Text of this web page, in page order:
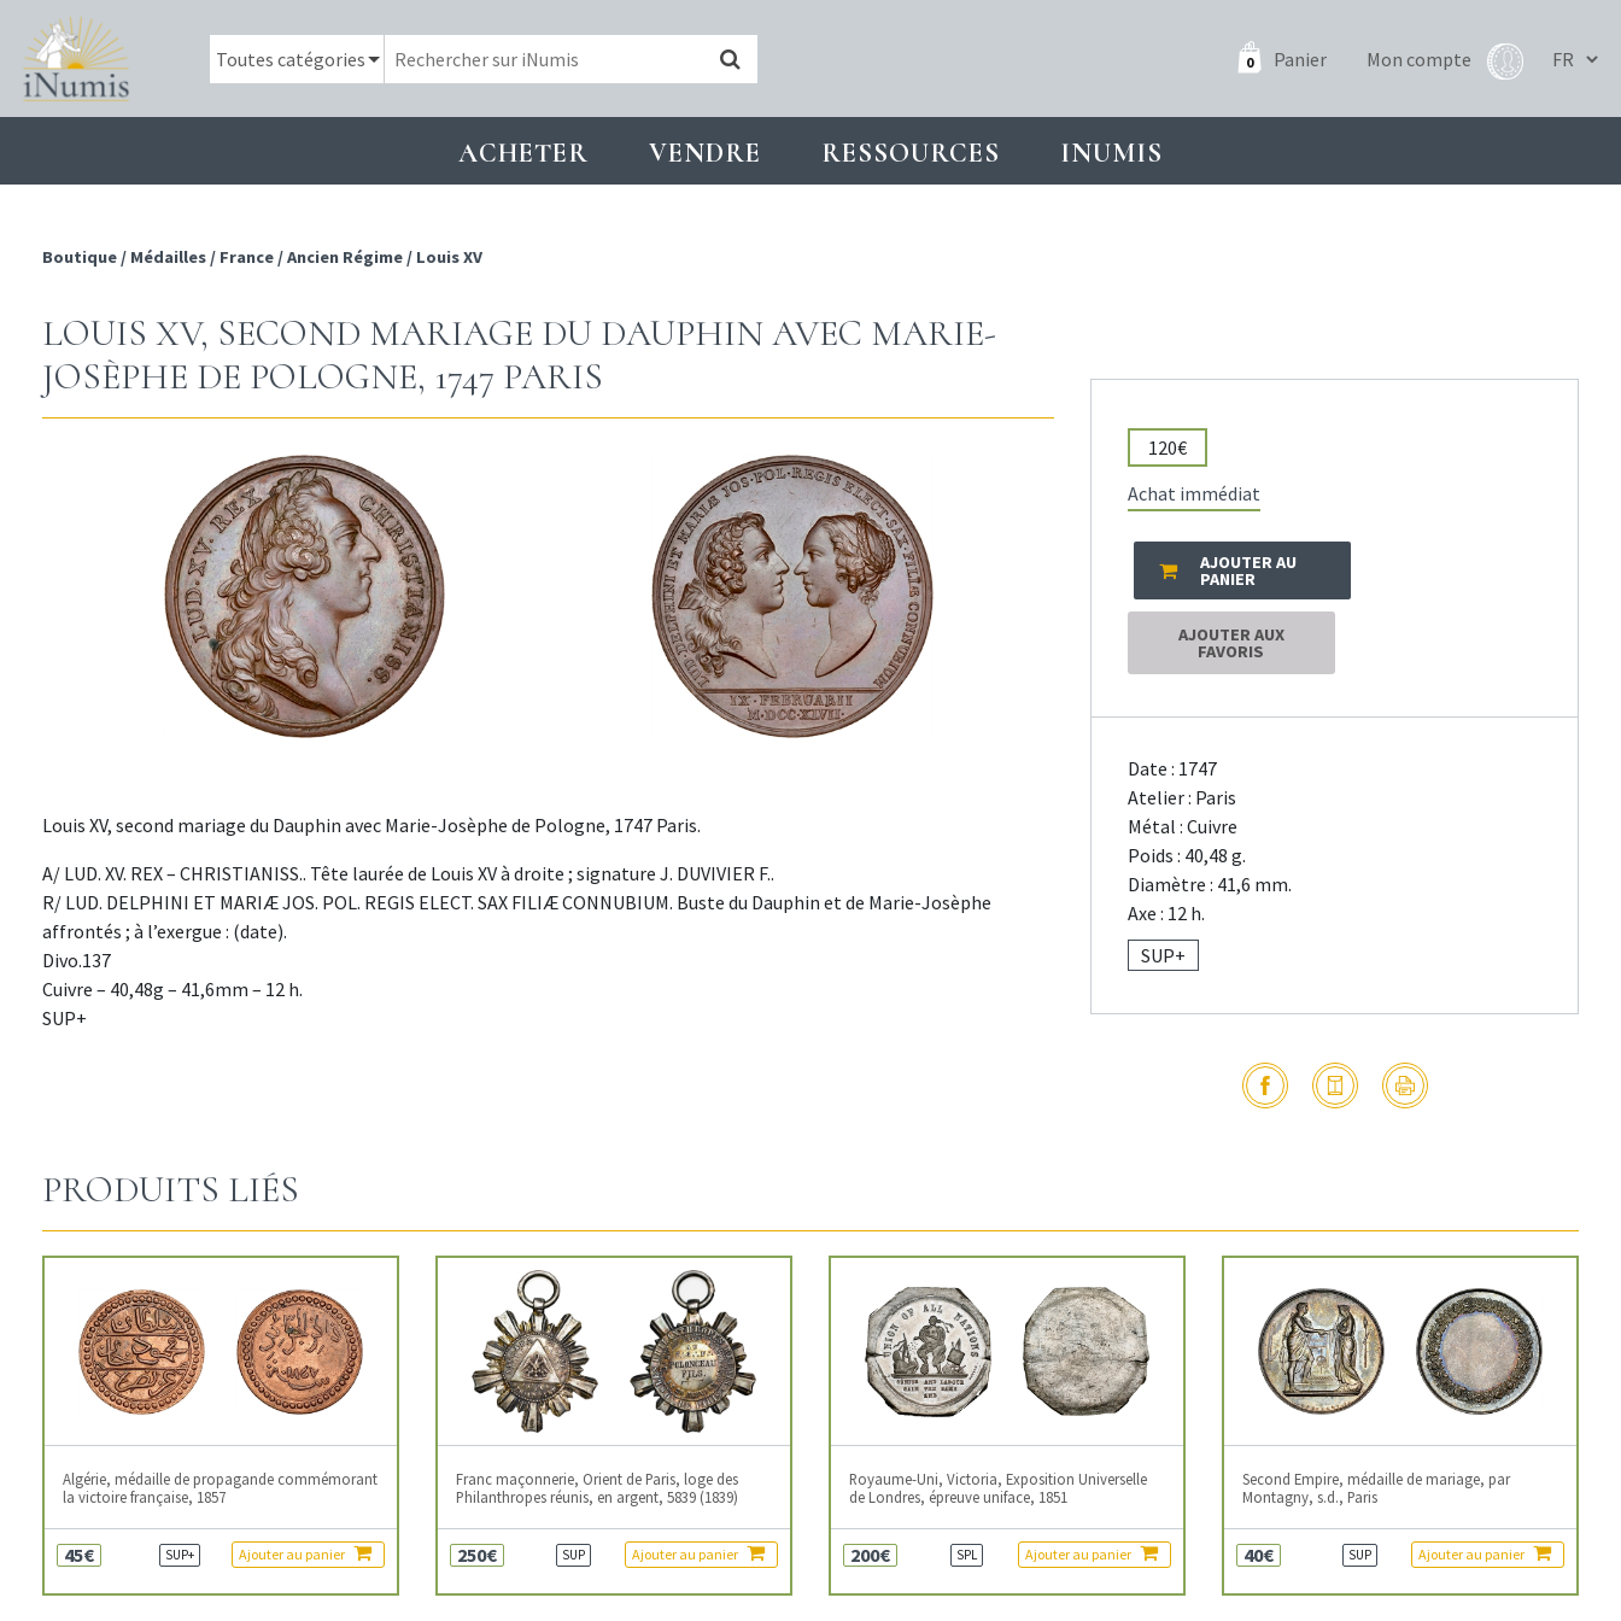
0 Panier Mon compte
ACHETER VENDRE RESSOURCES INUMIS
Boutique / Médailles / France /Ancien Régime / Louis XV
LOUIS XV, SECOND MARIAGE DU DAUPHIN AVEC MARIE-
JOSÈPHE DE POLOGNE, 1747 PARIS
Louis XV, second mariage du Dauphin avec Marie-Josèphe de Pologne, 1747 Paris.
A/ LUD. XV. REX – CHRISTIANISS.. Tête laurée de Louis XV à droite ; signature J. DUVIVIER F..
R/ LUD. DELPHINI ET MARIÆ JOS. POL. REGIS ELECT. SAX FILIÆ CONNUBIUM. Buste du Dauphin et de Marie-Josèphe
affrontés ; à l’exergue : (date).
Divo.137
Cuivre – 40,48g – 41,6mm – 12 h.
SUP+
120€
Achat immédiat
AJOUTER AU
PANIER
AJOUTER AUX
FAVORIS
Date : 1747
Atelier : Paris
Métal : Cuivre
Poids : 40,48 g.
Diamètre : 41,6 mm.
Axe : 12 h.
SUP+
PRODUITS LIÉS
Algérie, médaille de propagande commémorant
la victoire française, 1857
45€ SUP+ Ajouter au panier
Franc maçonnerie, Orient de Paris, loge des
Philanthropes réunis, en argent, 5839 (1839)
250€ SUP Ajouter au panier
Royaume-Uni, Victoria, Exposition Universelle
de Londres, épreuve uniface, 1851
200€ SPL Ajouter au panier
Second Empire, médaille de mariage, par
Montagny, s.d., Paris
40€ SUP Ajouter au panier